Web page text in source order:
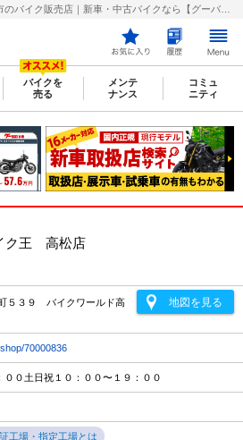
バイクを
売る
メンテ
ナンス
コミュ
ニティ
ク王 高松店
５３９ バイクワールド高
地図を見る
70000836
０土日祝１０：００〜１９：００
工場・指定工場とは